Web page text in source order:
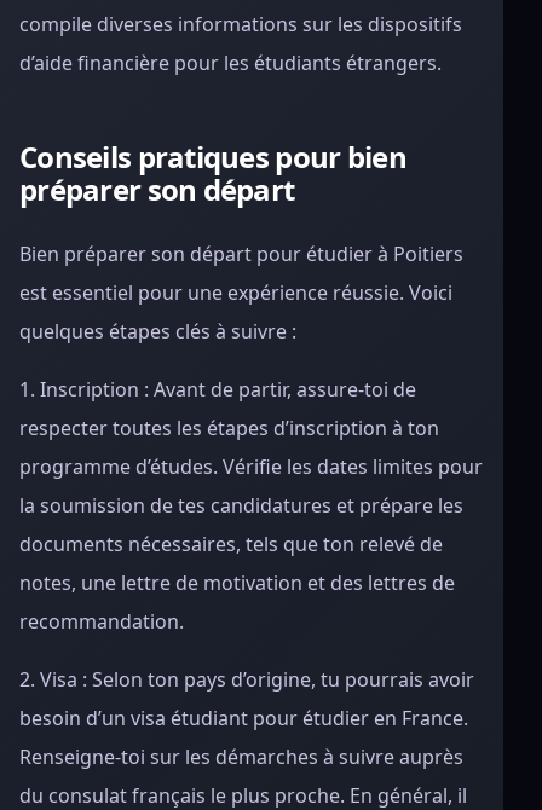
compile diverses informations sur les dispositifs
d’aide financière pour les étudiants étrangers.
Conseils pratiques pour bien
préparer son départ
Bien préparer son départ pour étudier à Poitiers
est essentiel pour une expérience réussie. Voici
quelques étapes clés à suivre :
1. Inscription : Avant de partir, assure-toi de
respecter toutes les étapes d’inscription à ton
programme d’études. Vérifie les dates limites pour
la soumission de tes candidatures et prépare les
documents nécessaires, tels que ton relevé de
notes, une lettre de motivation et des lettres de
recommandation.
2. Visa : Selon ton pays d’origine, tu pourrais avoir
besoin d’un visa étudiant pour étudier en France.
Renseigne-toi sur les démarches à suivre auprès
du consulat français le plus proche. En général, il